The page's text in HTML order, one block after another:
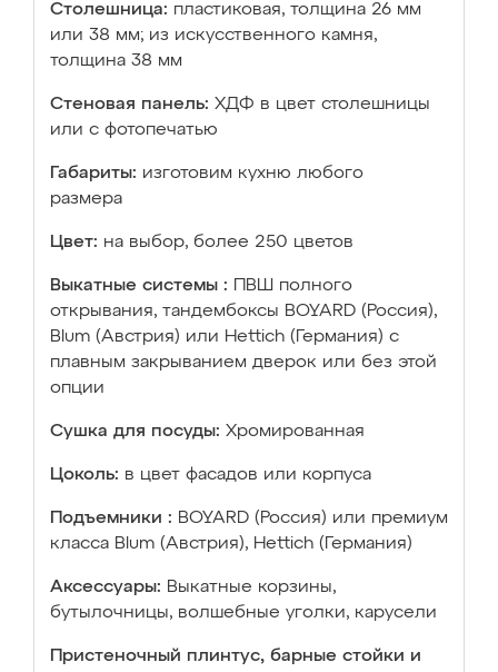
Столешница: пластиковая, толщина 26 мм
или 38 мм; из искусственного камня,
толщина 38 мм
Стеновая панель: ХДФ в цвет столешницы
или с фотопечатью
Габариты: изготовим кухню любого
размера
Цвет: на выбор, более 250 цветов
Выкатные системы :
ПВШ полного
открывания, тандембоксы BOYARD (Россия),
Blum (Австрия) или Hettich (Германия) с
плавным закрыванием дверок или без этой
опции
Сушка для посуды: Хромированная
Цоколь: в цвет фасадов или корпуса
Подъемники : BOYARD (Россия) или премиум
класса Blum (Австрия), Hettich (Германия)
Аксессуары: Выкатные корзины,
бутылочницы, волшебные уголки, карусели
Пристеночный плинтус, барные стойки и